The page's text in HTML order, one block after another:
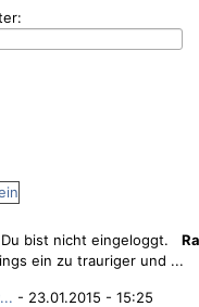
bist nicht eingeloggt.
ein zu trauriger und ...
- 23.01.2015 - 15:25